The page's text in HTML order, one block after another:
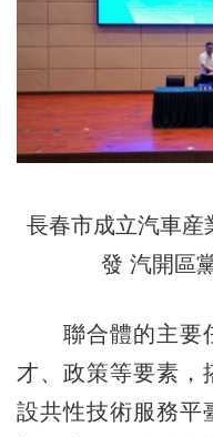
長春市成立汽車産
發 汽開區
聯合體的主要任
才、政策等要素，
設共性技術服務平